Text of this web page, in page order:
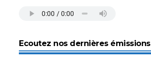
Ecoutez nos dernières émissions